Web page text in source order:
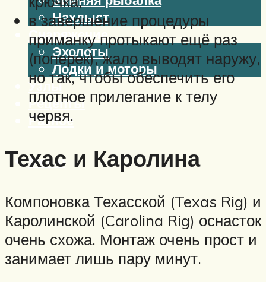
Нахлыст
Снаряжение
Эхолоты
Лодки и моторы
Узлы
Рецепты
Разное
Меню
в завершение процедуры
приманку протыкают ещё раз
(поперек), жало выводят наружу,
но так, чтобы обеспечить его
плотное прилегание к телу
червя.
Техас и Каролина
Компоновка Техасской (Texas Rig) и
Каролинской (Carolina Rig) оснасток
очень схожа. Монтаж очень прост и
занимает лишь пару минут.